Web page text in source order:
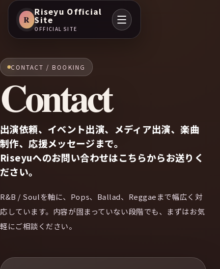
R
Riseyu Official
Site
OFFICIAL SITE
CONTACT / BOOKING
Contact
出演依頼、イベント出演、メディア出演、楽曲
制作、応援メッセージまで。
Riseyuへのお問い合わせはこちらからお送りく
ださい。
R&B / Soulを軸に、Pops、Ballad、Reggaeまで幅広く対
応しています。内容が固まっていない段階でも、まずはお気
軽にご相談ください。